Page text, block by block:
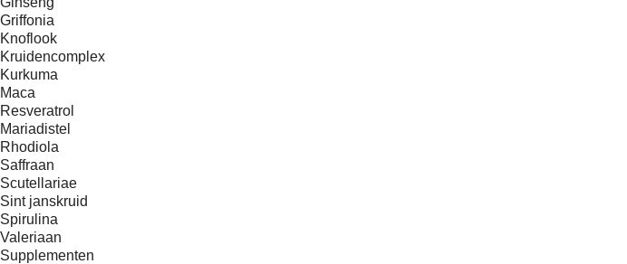
Griffonia
Knoflook
Kruidencomplex
Kurkuma
Maca
Resveratrol
Mariadistel
Rhodiola
Saffraan
Scutellariae
Sint janskruid
Spirulina
Valeriaan
Supplementen